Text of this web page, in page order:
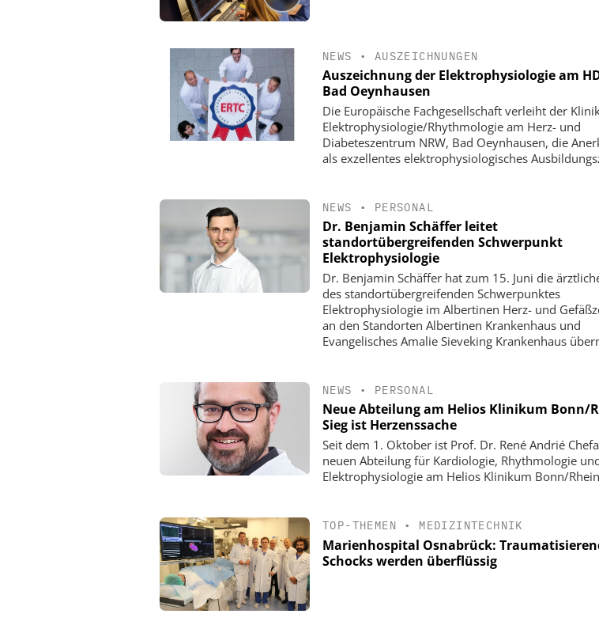
NEWS • AUSZEICHNUNGEN
Auszeichnung der Elektrophysiologie am
Bad Oeynhausen
Die Europäische Fachgesellschaft verleiht der
Elektrophysiologie/Rhythmologie am Herz- und
Diabeteszentrum NRW, Bad Oeynhausen, die
als exzellentes elektrophysiologisches
NEWS • PERSONAL
Dr. Benjamin Schäffer leitet
standortübergreifenden Schwerpunkt
Elektrophysiologie
Dr. Benjamin Schäffer hat zum 15. Juni die
des standortübergreifenden Schwerpunktes
Elektrophysiologie im Albertinen Herz- und
an den Standorten Albertinen Krankenhaus und
Evangelisches Amalie Sieveking Krankenhaus
NEWS • PERSONAL
Neue Abteilung am Helios Klinikum Bonn/
Sieg ist Herzenssache
Seit dem 1. Oktober ist Prof. Dr. René Andrié
neuen Abteilung für Kardiologie, Rhythmologie
Elektrophysiologie am Helios Klinikum Bonn/
TOP-THEMEN • MEDIZINTECHNIK
Marienhospital Osnabrück:
Schocks werden überflüssig